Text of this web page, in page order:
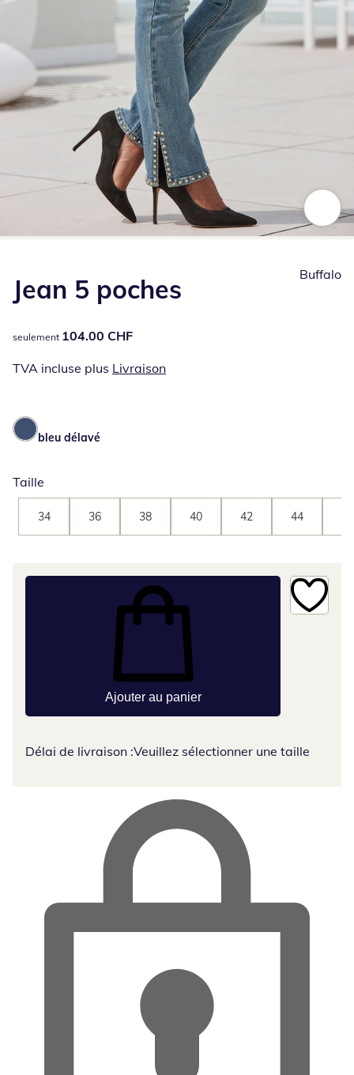
Jean 5 poches
104.00 CHF
seulement 104.00 CHF
TVA incluse plus Livraison
Buffalo
bleu délavé
Taille
34 36 38 40 42 44
Ajouter au panier
Délai de livraison :Veuillez sélectionner une taille